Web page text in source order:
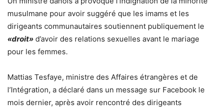
musulmane pour avoir suggéré que les imams et les
dirigeants communautaires soutiennent publiquement le
«droit» d’avoir des relations sexuelles avant le mariage
pour les femmes.
Mattias Tesfaye, ministre des Affaires étrangères et de
l’Intégration, a déclaré dans un message sur Facebook le
mois dernier, après avoir rencontré des dirigeants